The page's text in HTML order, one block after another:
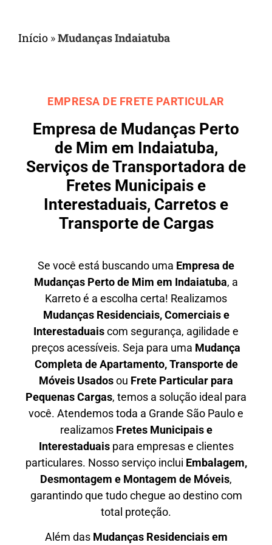
Início »Mudanças Indaiatuba
EMPRESA DE FRETE PARTICULAR
Empresa de Mudanças Perto
de Mim em Indaiatuba,
Serviços de Transportadora de
Fretes Municipais e
Interestaduais, Carretos e
Transporte de Cargas
Se você está buscando uma Empresa de
Mudanças Perto de Mim em Indaiatuba, a
Karreto é a escolha certa! Realizamos
Mudanças Residenciais, Comerciais e
Interestaduaiscom segurança, agilidade e
preços acessíveis. Seja para uma Mudança
Completa de Apartamento, Transporte de
Móveis Usadosou Frete Particular para
Pequenas Cargas, temos a solução ideal para
você. Atendemostoda a Grande São Pauloe
realizamos Fretes Municipais e
Interestaduaispara empresas e clientes
particulares. Nosso serviço inclui Embalagem,
Desmontagem e Montagem de Móveis,
garantindo que tudo chegue ao destino com
total proteção.
Além das Mudanças Residenciais em